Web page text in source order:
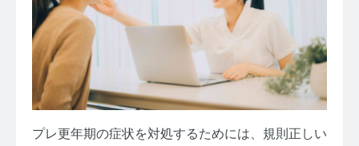
プレ更年期の症状を対処するためには、規則正しい